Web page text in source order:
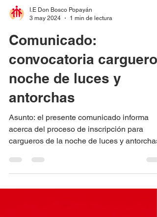
I.E Don Bosco Popayán
3 may 2024
1 min de lectura
Comunicado:
convocatoria cargueros
noche de luces y
Asunto: el presente comunicado informa